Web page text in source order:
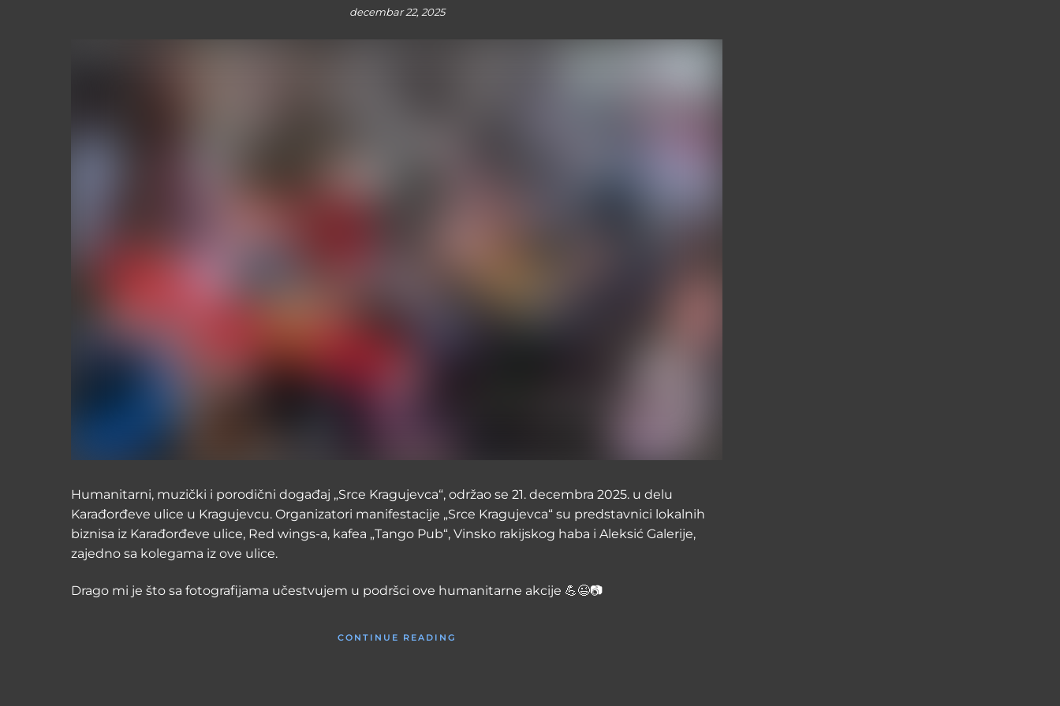
decembar 22, 2025
Humanitarni, muzički i porodični događaj „Srce Kragujevca“, održao se 21. decembra 2025. u delu
Karađorđeve ulice u Kragujevcu. Organizatori manifestacije „Srce Kragujevca“ su predstavnici lokalnih
biznisa iz Karađorđeve ulice, Red wings-a, kafea „Tango Pub“, Vinsko rakijskog haba i Aleksić Galerije,
zajedno sa kolegama iz ove ulice.
Drago mi je što sa fotografijama učestvujem u podršci ove humanitarne akcije 💪😉📷
CONTINUE READING